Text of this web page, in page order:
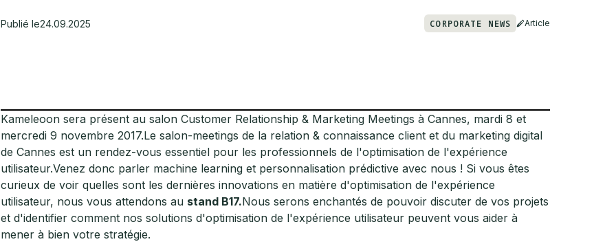
Publié le24.09.2025 CORPORATE NEWS Article
Kameleoon sera présent au salon Customer Relationship & Marketing Meetings à Cannes, mardi 8 et
mercredi 9 novembre 2017.Le salon-meetings de la relation & connaissance client et du marketing digital
de Cannes est un rendez-vous essentiel pour les professionnels de l'optimisation de l'expérience
utilisateur.Venez donc parler machine learning et personnalisation prédictive avec nous ! Si vous êtes
curieux de voir quelles sont les dernières innovations en matière d'optimisation de l'expérience
utilisateur, nous vous attendons au stand B17.Nous serons enchantés de pouvoir discuter de vos projets
et d'identifier comment nos solutions d'optimisation de l'expérience utilisateur peuvent vous aider à
mener à bien votre stratégie.